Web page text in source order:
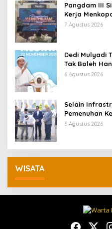
Pangdam III
Kerja
Pemerintah
7 Agustus 2026
Dedi Mulyadi
Tak Boleh
Ekonomi
6 Agustus 2026
Selain
Pemenuhan
Jadi Fokus
6 Agustus 2026
WISATA